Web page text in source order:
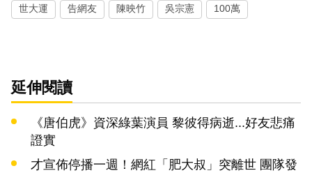
世大運 告網友 陳映竹 吳宗憲 100萬
延伸閱讀
《唐伯虎》資深綠葉演員 黎彼得病逝...好友悲痛
證實
才宣佈停播一週！網紅「肥大叔」突離世 團隊發